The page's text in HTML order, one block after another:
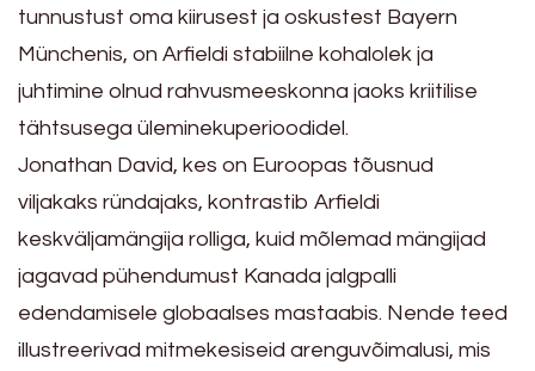
tunnustust oma kiirusest ja oskustest Bayern
Münchenis, on Arfieldi stabiilne kohalolek ja
juhtimine olnud rahvusmeeskonna jaoks kriitilise
tähtsusega üleminekuperioodidel.
Jonathan David, kes on Euroopas tõusnud
viljakaks ründajaks, kontrastib Arfieldi
keskväljamängija rolliga, kuid mõlemad mängijad
jagavad pühendumust Kanada jalgpalli
edendamisele globaalses mastaabis. Nende teed
illustreerivad mitmekesiseid arenguvõimalusi, mis